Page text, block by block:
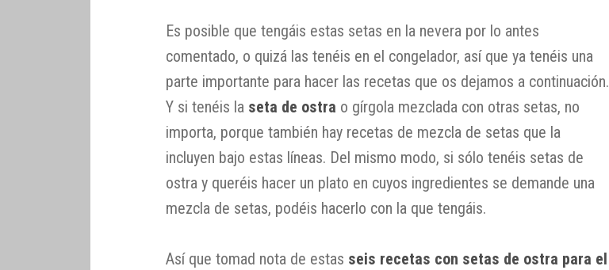
Es posible que tengáis estas setas en la nevera por lo antes
comentado, o quizá las tenéis en el congelador, así que ya tenéis una
parte importante para hacer las recetas que os dejamos a continuación.
Y si tenéis la seta de ostra o gírgola mezclada con otras setas, no
importa, porque también hay recetas de mezcla de setas que la
incluyen bajo estas líneas. Del mismo modo, si sólo tenéis setas de
ostra y queréis hacer un plato en cuyos ingredientes se demande una
mezcla de setas, podéis hacerlo con la que tengáis.
Así que tomad nota de estas seis recetas con setas de ostra para el